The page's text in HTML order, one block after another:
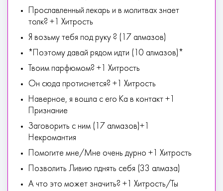
Прославленный лекарь и в молитвах знает
толк? +1 Хитрость
Я возьму тебя под руку ? (17 алмазов)
*Поэтому давай рядом идти (10 алмазов)*
Твоим парфюмом? +1 Хитрость
Он сюда протиснется? +1 Хитрость
Наверное, я вошла с его Ка в контакт +1
Признание
Заговорить с ним (17 алмазов)+1
Некромантия
Помогите мне/Мне очень дурно +1 Хитрость
Позволить Ливию пднять себя (33 алмаза)
А что это может значить? +1 Хитрость/Ты